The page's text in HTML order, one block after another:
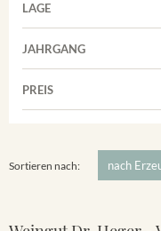
Weißwein
Grauburgunder
Riesling
LAGE
Achkarrer
Vorderer Winklerberg
Winklerberg Hinter
JAHRGANG
PREIS
Sortieren nach: